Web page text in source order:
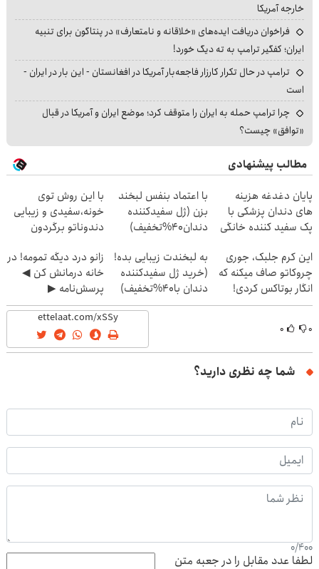
خارجه آمریکا
فراخوان دریافت ایده‌های «خلاقانه و نامتعارف» در پنتاگون برای تنبیه
ایران؛ کفگیر ترامپ به ته دیگ خورد!
ترامپ در حال تکرار کارزار فاجعه‌بار آمریکا در افغانستان - این بار در ایران -
است
چرا ترامپ حمله به ایران را متوقف کرد؛ موضع ایران و آمریکا در قبال
«توافق» چیست؟
مطالب پیشنهادی
پایان دغدغه هزینه
های دندان پزشکی با
پک سفید کننده خانگی
با اعتماد بنفس لبخند
بزن (ژل سفیدکننده
دندان40%تخفیف)
با این روش توی
خونه،سفیدی و زیبایی
دندوناتو برگردون
این کرم جلبک، جوری
چروکاتو صاف میکنه که
انگار بوتاکس کردی!
(تخفیف ویژه)
به لبخندت زیبایی بده!
(خرید ژل سفیدکننده
دندان با40%تخفیف)
زانو درد دیگه تمومه! در
خانه درمانش کن ◀
پرسش‌نامه ▶
۰ ۰
شما چه نظری دارید؟
0/400
لطفا عدد مقابل را در جعبه متن